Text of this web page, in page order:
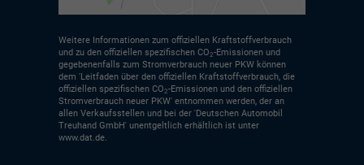
Weitere Informationen zum offiziellen Kraftstoffverbrauch
und zu den offiziellen spezifischen CO2-Emissionen und
gegebenenfalls zum Stromverbrauch neuer PKW können
dem 'Leitfaden über den offiziellen Kraftstoffverbrauch, die
offiziellen spezifischen CO2-Emissionen und den offiziellen
Stromverbrauch neuer PKW' entnommen werden, der an
allen Verkaufsstellen und bei der 'Deutschen Automobil
Treuhand GmbH' unentgeltlich erhältlich ist unter
www.dat.de.